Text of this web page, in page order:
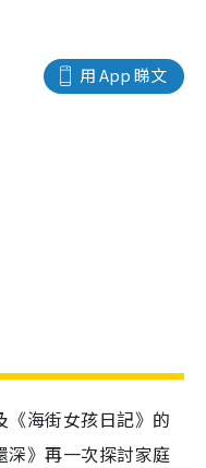
用 App 睇文
《海街女孩日記》的
深》再一次探討家庭